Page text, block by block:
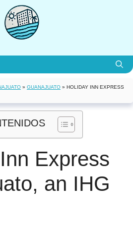
» GUANAJUATO » HOLIDAY INN EXPRESS
Express
an IHG